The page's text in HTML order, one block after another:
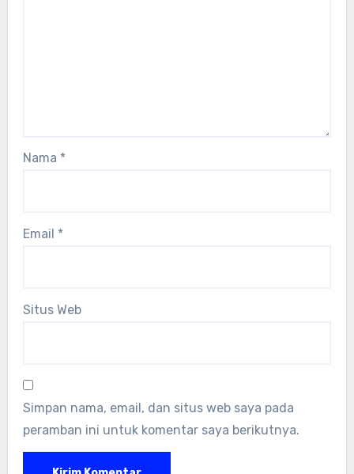
Nama *
Email *
Situs Web
Simpan nama, email, dan situs web saya pada
peramban ini untuk komentar saya berikutnya.